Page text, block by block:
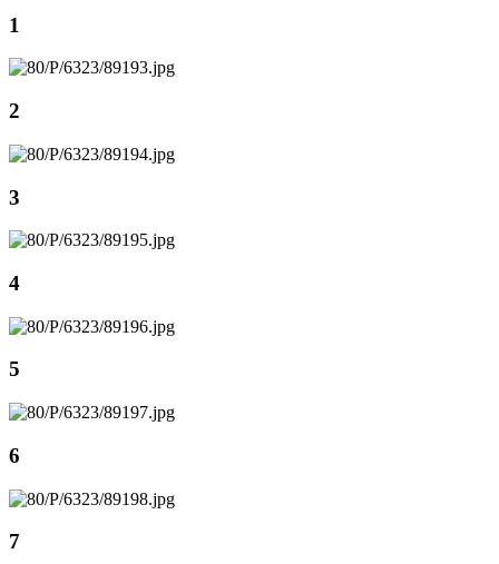
1
2
3
4
5
6
7